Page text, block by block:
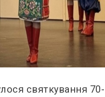
святкування